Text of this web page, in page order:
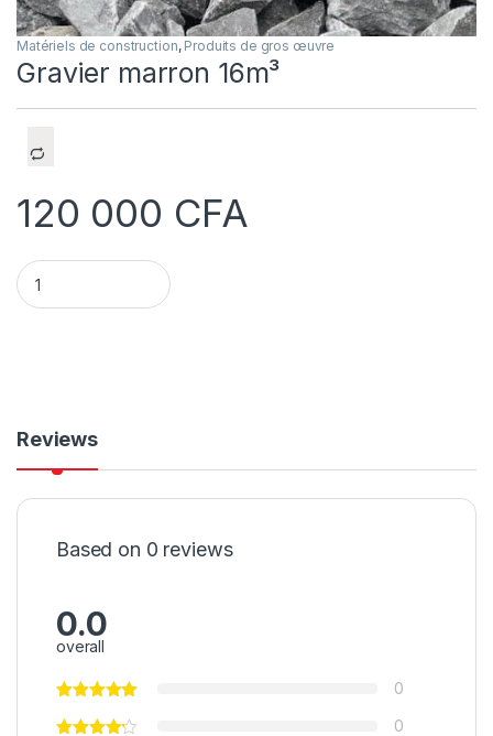
Matériels de construction, Produits de gros œuvre
Gravier marron 16m³
120 000 CFA
Gravier marron 16m³ quantity
Reviews
Based on 0 reviews
0.0
overall
0
0